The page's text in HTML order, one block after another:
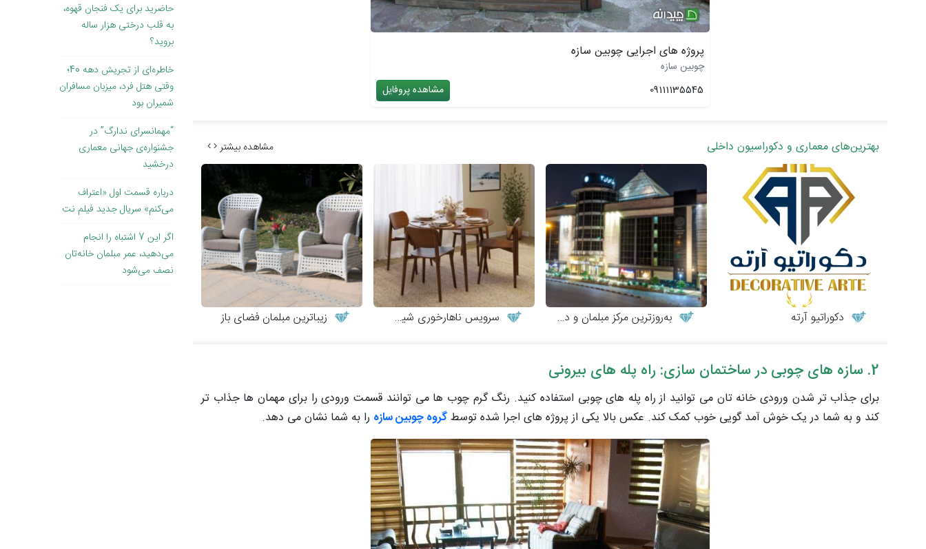
پروژه های اجرایی چوبین سازه
چوبین سازه
09111135545
مشاهده پروفایل
بهترین‌های معماری و دکوراسیون داخلی مشاهده بیشتر
دکوراتیو آرته به‌روزترین مرکز مبلمان و دکوراسیون سرویس ناهارخوری شیک و مینیمال زیباترین مبلمان فضای باز
2. سازه های چوبی در ساختمان سازی: راه پله های بیرونی
برای جذاب تر شدن ورودی خانه تان می توانید از راه پله های چوبی استفاده کنید. رنگ گرم چوب ها می توانند قسمت ورودی را برای مهمان ها جذاب تر
کند و به شما در یک خوش آمد گویی خوب کمک کند. عکس بالا یکی از پروژه های اجرا شده توسطگروه چوبین سازه را به شما نشان می دهد.
حاضرید برای یک فنجان قهوه،
به قلب درختی هزار ساله
بروید؟
خاطره‌ای از تجریش دهه 40؛
وقتی هتل فرد، میزبان مسافران
شمیران بود
“مهمانسرای ندارگ” در
جشنواره‌ی جهانی معماری
درخشید
درباره قسمت اول «اعتراف
می‌کنم» سریال جدید فیلم نت
اگر این 7 اشتباه را انجام
می‌دهید، عمر مبلمان خانه‌تان
نصف می‌شود